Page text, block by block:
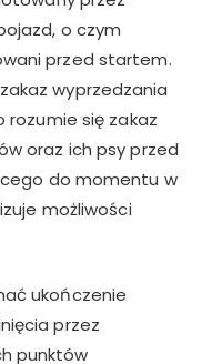
o czym
przed startem.
wyprzedzania
się zakaz
oraz ich psy przed
do momentu w
możliwości
ukończenie
przez
punktów